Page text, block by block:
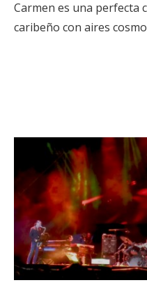
Carmen es una perfecta
caribeño con aires